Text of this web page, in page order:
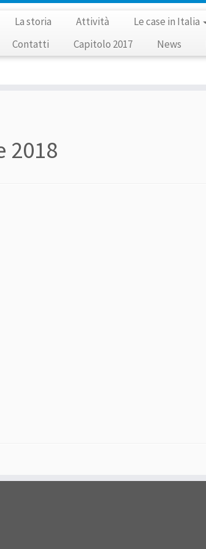
La storia Attività Le case in Italia
Contatti Capitolo 2017 News
2018